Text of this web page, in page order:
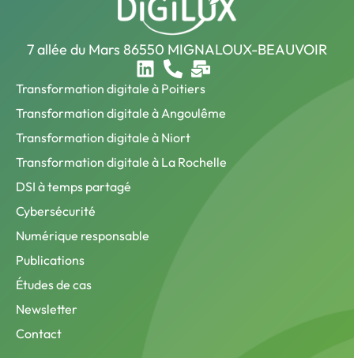
7 allée du Mars 86550 MIGNALOUX-BEAUVOIR
Transformation digitale à Poitiers
Transformation digitale à Angoulême
Transformation digitale à Niort
Transformation digitale à La Rochelle
DSI à temps partagé
Cybersécurité
Numérique responsable
Publications
Études de cas
Newsletter
Contact